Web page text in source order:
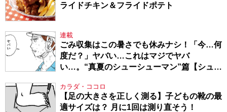
ライドチキン＆フライドポテト
連載
ごみ収集はこの暑さでも休みナシ！「今…何
度だ？」ヤバい…これはマジでヤバ
い…。“真夏のシューシューマン”篇【シュー
カラダ・ココロ
【足の大きさを正しく測る】子どもの靴の最
適サイズは？ 月に1回は測り直そう！